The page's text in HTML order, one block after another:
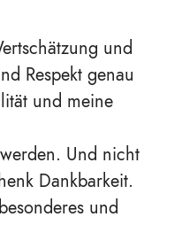
und
Respekt genau
und meine
Und nicht
Dankbarkeit.
und